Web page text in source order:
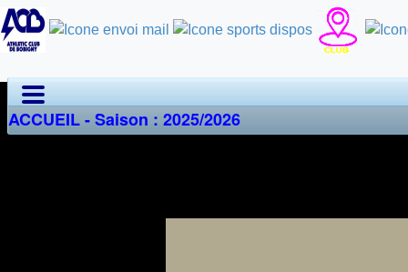
ACCUEIL - Saison : 2025/2026